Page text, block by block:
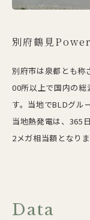
別府鶴見
別府市は泉都とも称
00所以上で国内の総
す。当地でBLDグル
当地熱発電は、365
2メガ相当額となりま
Data